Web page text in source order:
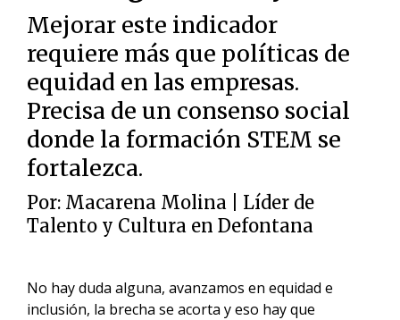
Mejorar este indicador
requiere más que políticas de
equidad en las empresas.
Precisa de un consenso social
donde la formación STEM se
fortalezca.
Por: Macarena Molina | Líder de
Talento y Cultura en Defontana
No hay duda alguna, avanzamos en equidad e
inclusión, la brecha se acorta y eso hay que